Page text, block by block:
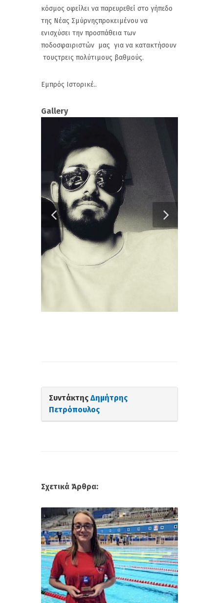
κόσμος οφείλει να παρευρεθεί στο γήπεδο
της Νέας Σμύρνηςπροκειμένου να
ενισχύσει την προσπάθεια των
ποδοσφαιριστών μας για να κατακτήσουν
τουςτρεις πολύτιμους βαθμούς.
Εμπρός Ιστορικέ..
Gallery
Συντάκτης Δημήτρης
Πετρόπουλος
Σχετικά Άρθρα: